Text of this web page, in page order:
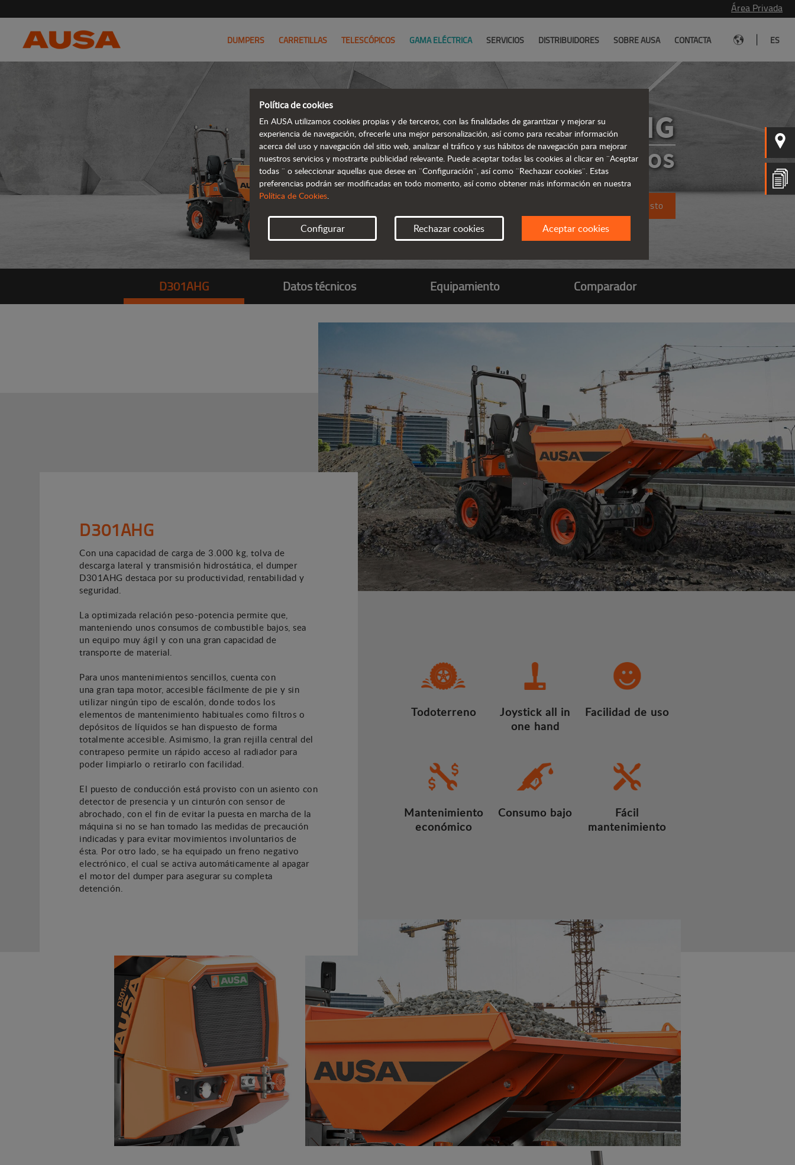
Área Privada
DUMPERS CARRETILLAS TELESCÓPICOS GAMA ELÉCTRICA SERVICIOS DISTRIBUIDORES SOBRE AUSA CONTACTA ES
D301AHG
DUMPERS ARTICULADOS
Solicita un presupuesto
D301AHG Datos técnicos Equipamiento Comparador
D301AHG
Con una capacidad de carga de 3.000 kg, tolva de
descarga lateral y transmisión hidrostática, el dumper
D301AHG destaca por su productividad, rentabilidad y
seguridad.
La optimizada relación peso-potencia permite que,
manteniendo unos consumos de combustible bajos, sea
un equipo muy ágil y con una gran capacidad de
transporte de material.
Para unos mantenimientos sencillos, cuenta con
una gran tapa motor, accesible fácilmente de pie y sin
utilizar ningún tipo de escalón, donde todos los
elementos de mantenimiento habituales como filtros o
depósitos de líquidos se han dispuesto de forma
totalmente accesible. Asimismo, la gran rejilla central del
contrapeso permite un rápido acceso al radiador para
poder limpiarlo o retirarlo con facilidad.
El puesto de conducción está provisto con un asiento con
detector de presencia y un cinturón con sensor de
abrochado, con el fin de evitar la puesta en marcha de la
máquina si no se han tomado las medidas de precaución
indicadas y para evitar movimientos involuntarios de
ésta. Por otro lado, se ha equipado un freno negativo
electrónico, el cual se activa automáticamente al apagar
el motor del dumper para asegurar su completa
detención.
Todoterreno
Joystick all in
one hand
Facilidad de uso
Mantenimiento
económico
Consumo bajo
Fácil
mantenimiento
Política de cookies
En AUSA utilizamos cookies propias y de terceros, con las finalidades de garantizar y mejorar su
experiencia de navegación, ofrecerle una mejor personalización, así como para recabar información
acerca del uso y navegación del sitio web, analizar el tráfico y sus hábitos de navegación para mejorar
nuestros servicios y mostrarte publicidad relevante. Puede aceptar todas las cookies al clicar en ¨Aceptar
todas ¨ o seleccionar aquellas que desee en ¨Configuración¨, así como ¨Rechazar cookies¨. Estas
preferencias podrán ser modificadas en todo momento, así como obtener más información en nuestra
Política de Cookies.
Configurar Rechazar cookies Aceptar cookies